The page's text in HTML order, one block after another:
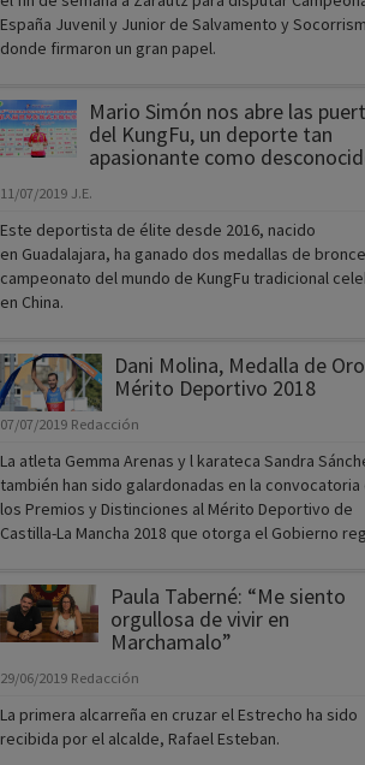
España Juvenil y Junior de Salvamento y
donde firmaron un gran papel.
Mario Simón nos abre las
del KungFu, un deporte tan
apasionante como
11/07/2019 J.E.
Este deportista de élite desde 2016, nacido
en Guadalajara, ha ganado dos medallas de
campeonato del mundo de KungFu tradicional
en China.
Dani Molina, Medalla de
Mérito Deportivo 2018
07/07/2019 Redacción
La atleta Gemma Arenas y l karateca Sandra
también han sido galardonadas en la convocatoria
los Premios y Distinciones al Mérito Deportivo de
Castilla-La Mancha 2018 que otorga el Gobierno
Paula Taberné: “Me siento
orgullosa de vivir en
Marchamalo”
29/06/2019 Redacción
La primera alcarreña en cruzar el Estrecho ha sido
recibida por el alcalde, Rafael Esteban.